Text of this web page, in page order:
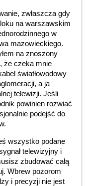
zwłaszcza gdy
na warszawskim
w
mazowieckiego.
na znoszony
że czeka mnie
światłowodowy
a ja
telewizji. Jeśli
powinien rozwiać
podejść do
wszystko podane
telewizyjny i
zbudować całą
Wbrew pozorom
i precyzji nie jest